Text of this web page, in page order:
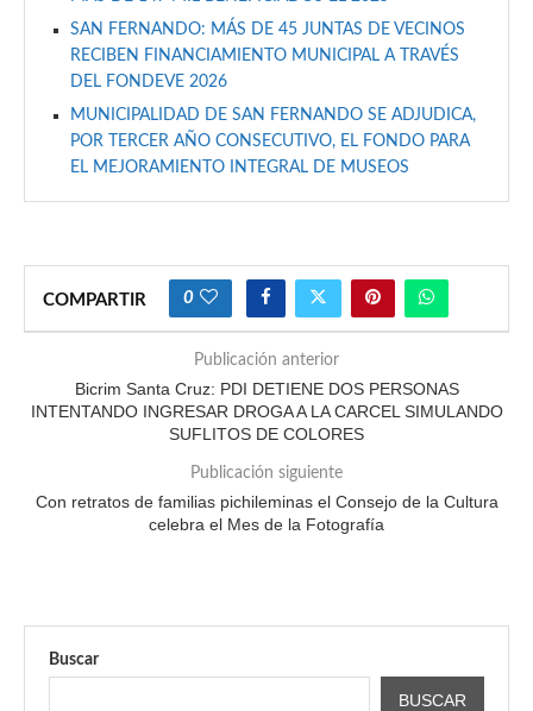
SAN FERNANDO: MÁS DE 45 JUNTAS DE VECINOS
RECIBEN FINANCIAMIENTO MUNICIPAL A TRAVÉS
DEL FONDEVE 2026
MUNICIPALIDAD DE SAN FERNANDO SE ADJUDICA,
POR TERCER AÑO CONSECUTIVO, EL FONDO PARA
EL MEJORAMIENTO INTEGRAL DE MUSEOS
COMPARTIR 0
Publicación anterior
Bicrim Santa Cruz: PDI DETIENE DOS PERSONAS
INTENTANDO INGRESAR DROGA A LA CARCEL SIMULANDO
SUFLITOS DE COLORES
Publicación siguiente
Con retratos de familias pichileminas el Consejo de la Cultura
celebra el Mes de la Fotografía
Buscar
BUSCAR